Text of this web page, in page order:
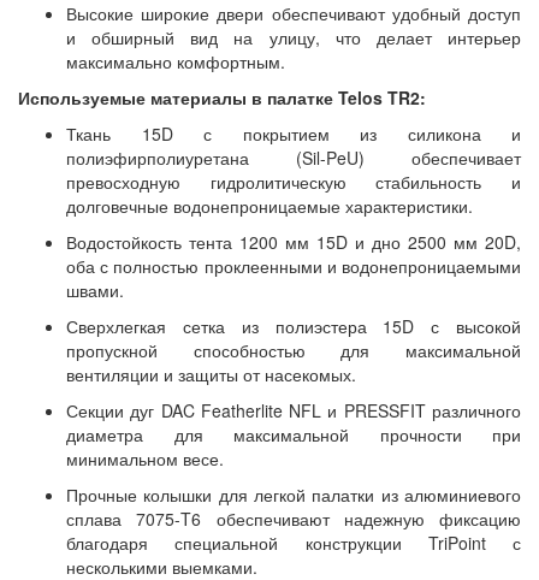
Высокие широкие двери обеспечивают удобный доступ
и обширный вид на улицу, что делает интерьер
максимально комфортным.
Используемые материалы в палатке Telos TR2:
Ткань 15D с покрытием из силикона и
полиэфирполиуретана (Sil-PeU) обеспечивает
превосходную гидролитическую стабильность и
долговечные водонепроницаемые характеристики.
Водостойкость тента 1200 мм 15D и дно 2500 мм 20D,
оба с полностью проклеенными и водонепроницаемыми
швами.
Сверхлегкая сетка из полиэстера 15D с высокой
пропускной способностью для максимальной
вентиляции и защиты от насекомых.
Секции дуг DAC Featherlite NFL и PRESSFIT различного
диаметра для максимальной прочности при
минимальном весе.
Прочные колышки для легкой палатки из алюминиевого
сплава 7075-T6 обеспечивают надежную фиксацию
благодаря специальной конструкции TriPoint с
несколькими выемками.